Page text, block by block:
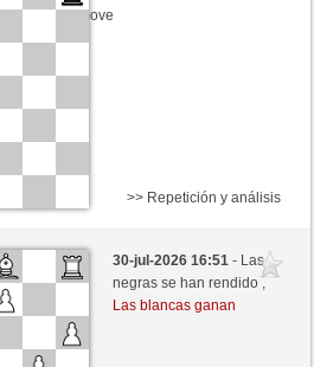
2 seconds/move
(-16)
(1363) (+16)
2 seconds/move
>> Repetición y análisis
30-jul-2026 16:51- Las
negras se han rendido ,
Las blancas ganan